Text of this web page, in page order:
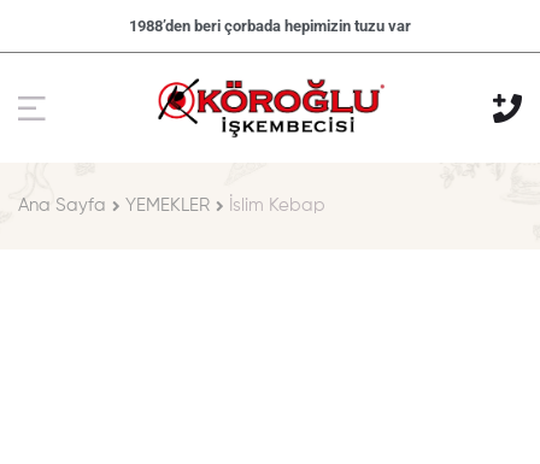
1988’den beri çorbada hepimizin tuzu var
Ana Sayfa YEMEKLER İslim Kebap